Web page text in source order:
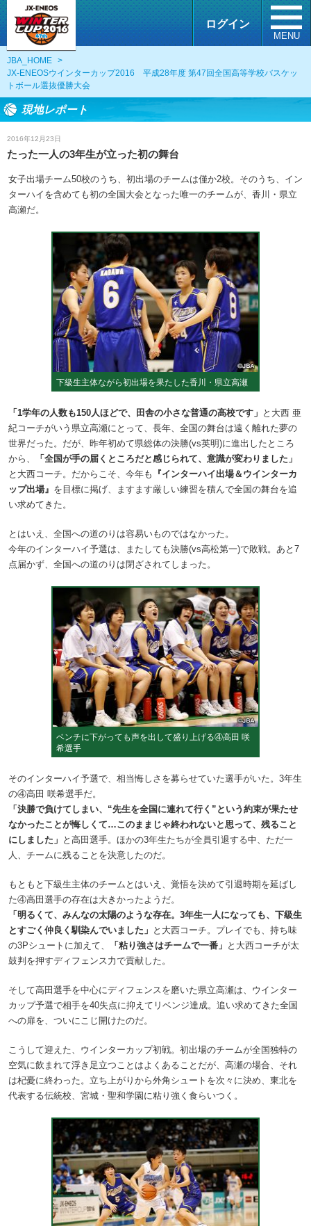
ログイン
MENU
JBA_HOME
>
JX-ENEOSウインターカップ2016 平成28年度 第47回全国高等学校バスケッ
トボール選抜優勝大会
現地レポート
2016年12月23日
たった一人の3年生が立った初の舞台
女子出場チーム50校のうち、初出場のチームは僅か2校。そのうち、イン
ターハイを含めても初の全国大会となった唯一のチームが、香川・県立
高瀬だ。
下級生主体ながら初出場を果たした香川・県立高瀬
「1学年の人数も150人ほどで、田舎の小さな普通の高校です」 と大西 亜
紀コーチがいう県立高瀬にとって、長年、全国の舞台は遠く離れた夢の
世界だった。だが、昨年初めて県総体の決勝(vs英明)に進出したところ
から、
「全国が手の届くところだと感じられて、意識が変わりました」
と大西コーチ。だからこそ、今年も
『インターハイ出場＆ウインターカ
ップ出場』 を目標に掲げ、ますます厳しい練習を積んで全国の舞台を追
い求めてきた。
とはいえ、全国への道のりは容易いものではなかった。
今年のインターハイ予選は、またしても決勝(vs高松第一)で敗戦。あと7
点届かず、全国への道のりは閉ざされてしまった。
ベンチに下がっても声を出して盛り上げる④高田 咲
希選手
そのインターハイ予選で、相当悔しさを募らせていた選手がいた。3年生
の④高田 咲希選手だ。
「決勝で負けてしまい、“先生を全国に連れて行く”という約束が果たせ
なかったことが悔しくて…このままじゃ終われないと思って、残ること
にしました」 と高田選手。ほかの3年生たちが全員引退する中、ただ一
人、チームに残ることを決意したのだ。
もともと下級生主体のチームとはいえ、覚悟を決めて引退時期を延ばし
た④高田選手の存在は大きかったようだ。
「明るくて、みんなの太陽のような存在。3年生一人になっても、下級生
とすごく仲良く馴染んでいました」 と大西コーチ。プレイでも、持ち味
の3Pシュートに加えて、
「粘り強さはチームで一番」 と大西コーチが太
鼓判を押すディフェンス力で貢献した。
そして高田選手を中心にディフェンスを磨いた県立高瀬は、ウインター
カップ予選で相手を40失点に抑えてリベンジ達成。追い求めてきた全国
への扉を、ついにこじ開けたのだ。
こうして迎えた、ウインターカップ初戦。初出場のチームが全国独特の
空気に飲まれて浮き足立つことはよくあることだが、高瀬の場合、それ
は杞憂に終わった。立ち上がりから外角シュートを次々に決め、東北を
代表する伝統校、宮城・聖和学園に粘り強く食らいつく。